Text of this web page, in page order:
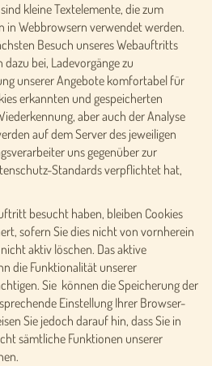
kleine Textelemente, die zum
in Webbrowsern verwendet werden.
Besuch unseres Webauftritts
bei, Ladevorgänge zu
unserer Angebote komfortabel für
erkannten und gespeicherten
aber auch der Analyse
auf dem Server des jeweiligen
uns gegenüber zur
Standards verpflichtet hat,
besucht haben, bleiben Cookies
sofern Sie dies nicht von vornherein
aktiv löschen. Das aktive
die Funktionalität unserer
Sie können die Speicherung der
Einstellung Ihrer Browser-
Sie jedoch darauf hin, dass Sie in
sämtliche Funktionen unserer